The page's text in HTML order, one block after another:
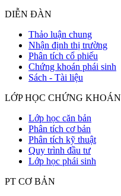
DIỄN ĐÀN
Thảo luận chung
Nhận định thị trường
Phân tích cổ phiếu
Chứng khoán phái sinh
Sách - Tài liệu
LỚP HỌC CHỨNG KHOÁN
Lớp học căn bản
Phân tích cơ bản
Phân tích kỹ thuật
Quy trình đầu tư
Lớp học phái sinh
PT CƠ BẢN